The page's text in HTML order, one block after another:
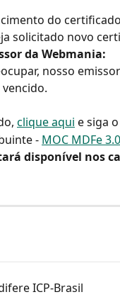
do
solicitado novo
da Webmania:
nosso
clique aqui e siga
- MOC MDFe
disponível nos
ICP-Brasil